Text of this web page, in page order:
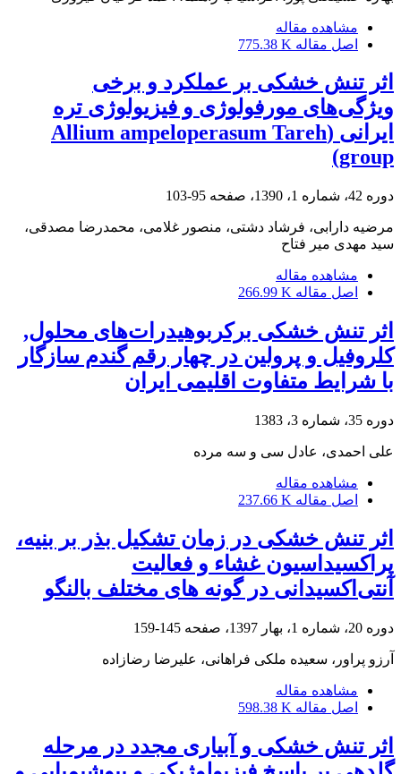
مشاهده مقاله
اصل مقاله 775.38 K
اثر تنش خشکی بر عملکرد و برخی
ویژگی‌های مورفولوژی و فیزیولوژی تره
ایرانی (Allium ampeloperasum Tareh
group)
دوره 42، شماره 1، 1390، صفحه 95-103
مرضیه دارابی، فرشاد دشتی، منصور غلامی، محمدرضا مصدقی،
سید مهدی میر فتاح
مشاهده مقاله
اصل مقاله 266.99 K
اثر تنش خشکی برکربوهیدرات‌های محلول,
کلروفیل و پرولین در چهار رقم گندم سازگار
با شرایط متفاوت اقلیمی ایران
دوره 35، شماره 3، 1383
علی احمدی، عادل سی و سه مرده
مشاهده مقاله
اصل مقاله 237.66 K
اثر تنش خشکی در زمان تشکیل بذر بر بنیه،
پراکسیداسیون غشاء و فعالیت
آنتی‌اکسیدانی در گونه‏ های مختلف بالنگو
دوره 20، شماره 1، بهار 1397، صفحه 145-159
آرزو پراور، سعیده ملکی فراهانی، علیرضا رضازاده
مشاهده مقاله
اصل مقاله 598.38 K
اثر تنش خشکی و آبیاری مجدد در مرحله